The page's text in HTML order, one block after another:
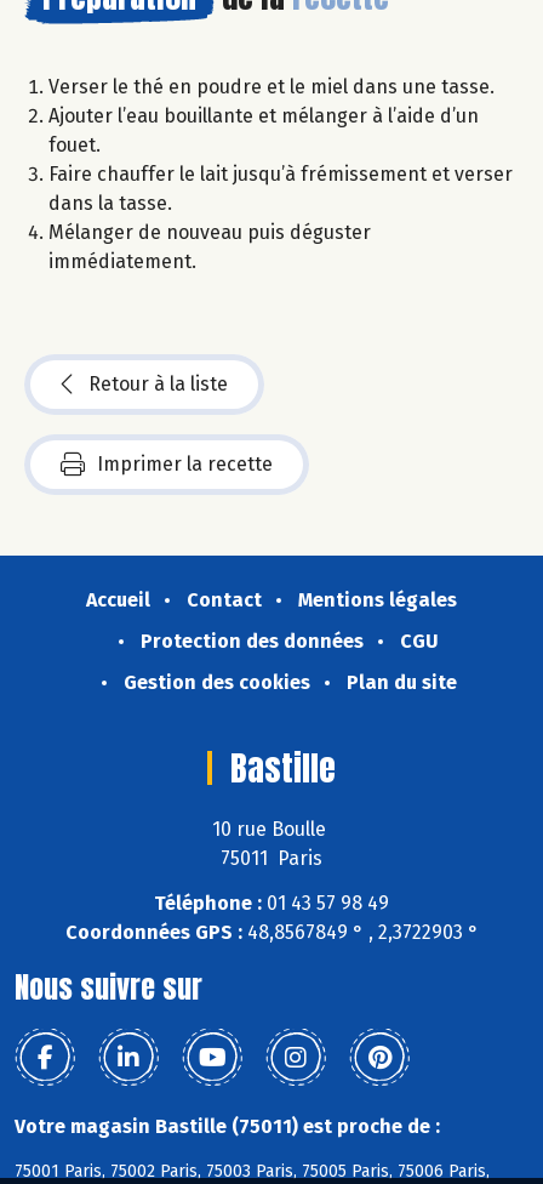
Verser le thé en poudre et le miel dans une tasse.
Ajouter l’eau bouillante et mélanger à l’aide d’un
fouet.
Faire chauffer le lait jusqu’à frémissement et verser
dans la tasse.
Mélanger de nouveau puis déguster
immédiatement.
Retour à la liste
Imprimer la recette
Accueil Contact
Mentions légales
Protection des données
CGU
Gestion des cookies
Plan du site
Bastille
10 rue Boulle
75011 Paris
Téléphone : 01 43 57 98 49
Coordonnées GPS :48,8567849 ° , 2,3722903 °
Nous suivre sur
Votre magasin Bastille (75011) est proche de :
75001 Paris, 75002 Paris, 75003 Paris, 75005 Paris, 75006 Paris,